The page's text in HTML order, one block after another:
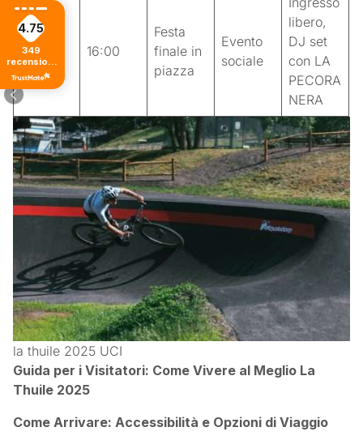
16:00
Festa
finale in
piazza
Evento
sociale
libero,
DJ set
con LA
PECORA
NERA
la thuile 2025 UCI
Guida per i Visitatori: Come Vivere al Meglio La
Thuile 2025
Come Arrivare: Accessibilità e Opzioni di Viaggio
4.75
349
recensioni
di tutti i